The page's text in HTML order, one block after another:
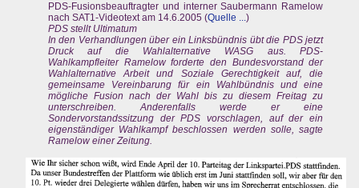
PDS-Fusionsbeauftragter und interner Saubermann Ramelow
nach SAT1-Videotext am 14.6.2005 (Quelle ...)
PDS stellt Ultimatum
In den Verhandlungen über ein Linksbündnis übt die PDS jetzt
Druck auf die Wahlalternative WASG aus. PDS-
Wahlkampfleiter Ramelow forderte den Bundesvorstand der
Wahlalternative Arbeit und Soziale Gerechtigkeit auf, die
gemeinsame Vereinbarung für ein Wahlbündnis und eine
mögliche Fusion nach der Wahl bis zu diesem Freitag zu
unterschreiben. Anderenfalls werde er eine
Sondervorstandssitzung der PDS vorschlagen, auf der ein
eigenständiger Wahlkampf beschlossen werden solle, sagte
Ramelow einer Zeitung.